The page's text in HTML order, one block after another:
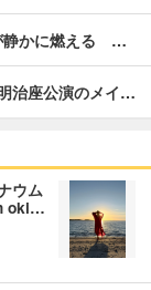
静かに燃える …
治座公演のメイ…
ウム
oki…